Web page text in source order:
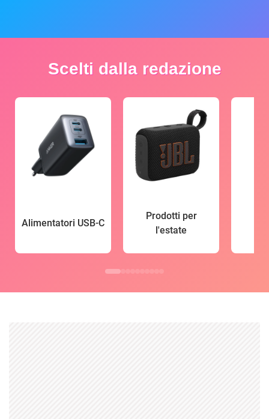
Scelti dalla redazione
Alimentatori USB-C
Prodotti per
l'estate